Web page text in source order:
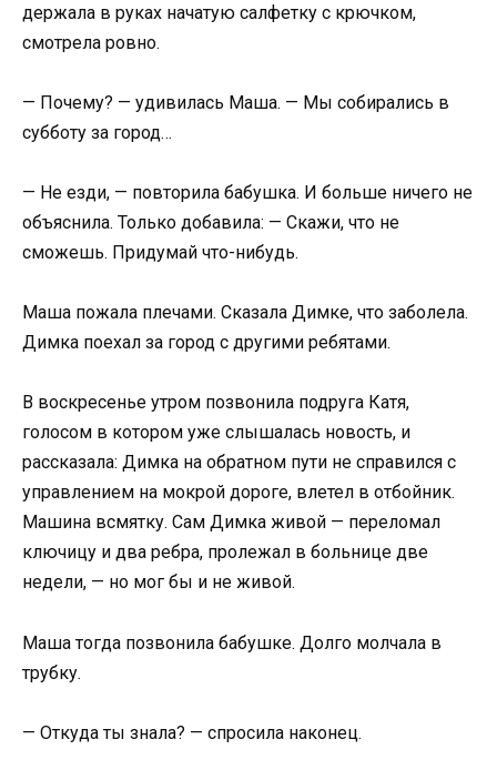
держала в руках начатую салфетку с крючком,
смотрела ровно.
— Почему? — удивилась Маша. — Мы собирались в
субботу за город…
— Не езди, — повторила бабушка. И больше ничего не
объяснила. Только добавила: — Скажи, что не
сможешь. Придумай что-нибудь.
Маша пожала плечами. Сказала Димке, что заболела.
Димка поехал за город с другими ребятами.
В воскресенье утром позвонила подруга Катя,
голосом в котором уже слышалась новость, и
рассказала: Димка на обратном пути не справился с
управлением на мокрой дороге, влетел в отбойник.
Машина всмятку. Сам Димка живой — переломал
ключицу и два ребра, пролежал в больнице две
недели, — но мог бы и не живой.
Маша тогда позвонила бабушке. Долго молчала в
трубку.
— Откуда ты знала? — спросила наконец.